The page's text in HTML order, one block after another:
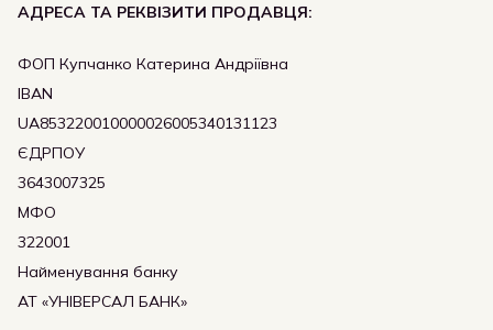
АДРЕСА ТА РЕКВІЗИТИ ПРОДАВЦЯ:
ФОП Купчанко Катерина Андріївна
IBAN
UA853220010000026005340131123
ЄДРПОУ
3643007325
МФО
322001
Найменування банку
АТ «УНІВЕРСАЛ БАНК»